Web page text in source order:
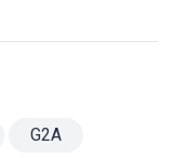
G2A